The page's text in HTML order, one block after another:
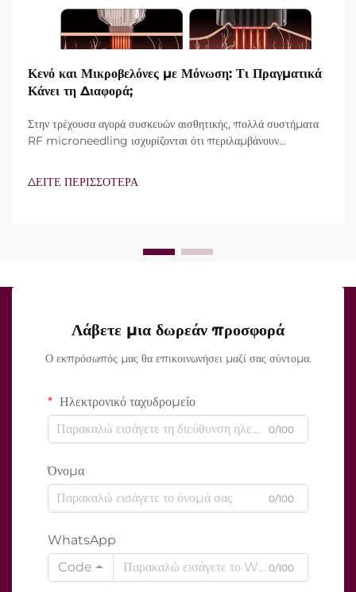
Κενό και Μικροβελόνες με Μόνωση: Τι Πραγματικά
Κάνει τη Διαφορά;
Στην τρέχουσα αγορά συσκευών αισθητικής, πολλά συστήματα
RF microneedling ισχυρίζονται ότι περιλαμβάνουν
χαρακτηριστικά υπάρχουν, αλλά πώς λειτουργούν ακριβώς κατά
ΔΕΙΤΕ ΠΕΡΙΣΣΟΤΕΡΑ
Λάβετε μια δωρεάν προσφορά
Ο εκπρόσωπός μας θα επικοινωνήσει μαζί σας σύντομα.
Ηλεκτρονικό ταχυδρομείο
0/100
Όνομα
0/100
WhatsApp
Code
0/100